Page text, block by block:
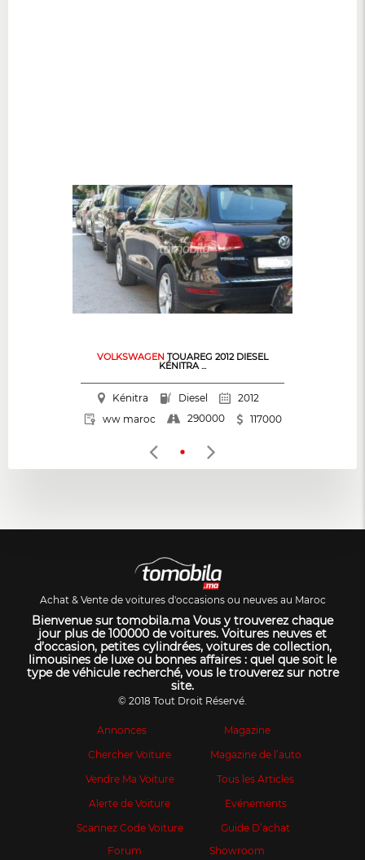
VOLKSWAGEN TOUAREG 2012 DIESEL
KÉNITRA ...
Kénitra Diesel
2012
ww maroc
290000 117000
Achat & Vente de voitures d'occasions ou neuves au Maroc
Bienvenue sur tomobila.ma Vous y trouverez chaque
jour plus de 100000 de voitures. Voitures neuves et
d’occasion, petites cylindrées, voitures de collection,
limousines de luxe ou bonnes affaires : quel que soit le
type de véhicule recherché, vous le trouverez sur notre
site.
© 2018 Tout Droit Réservé.
Annonces
Chercher Voiture
Vendre Ma Voiture
Alerte de Voiture
Scannez Code Voiture
Magazine
Magazine de l’auto
Tous les Articles
Evénements
Guide D’achat
Forum
Showroom